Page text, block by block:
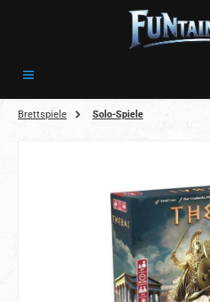
Zum Hauptinhalt springen
Brettspiele Solo-Spiele
Bildergalerie überspringen